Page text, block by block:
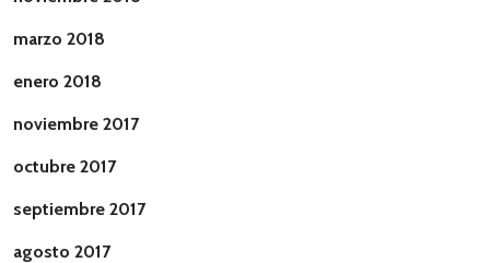
marzo 2018
enero 2018
noviembre 2017
octubre 2017
septiembre 2017
agosto 2017